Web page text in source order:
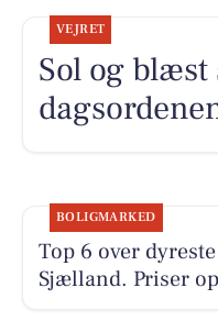
VEJRET
Sol og
BOLIGMARKED
Top 6 over
Sjælland. Priser